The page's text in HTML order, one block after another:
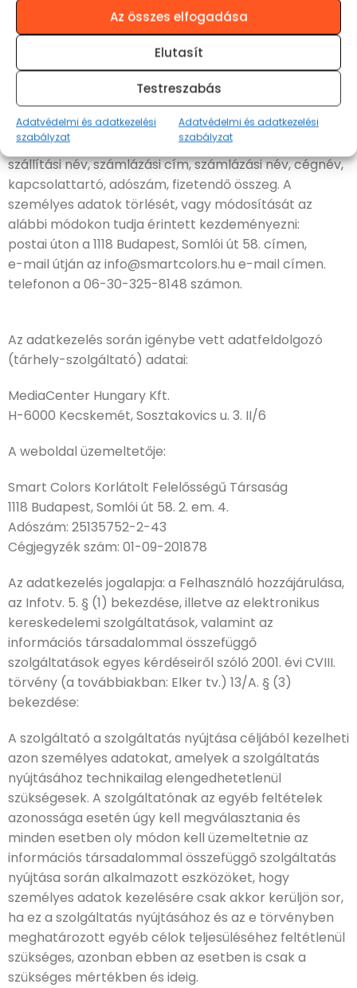
Az összes elfogadása
Elutasít
Testreszabás
Adatvédelmi és adatkezelési
szabályzat
Adatvédelmi és adatkezelési
szabályzat
e) Az adatok megismerésére jogosult lehetséges
adatkezelők személye: A személyes adatokat az
adatkezelő munkatársai kezelhetik, a fenti alapelvek
tiszteletben tartásával.
f) Az érintettek adatkezeléssel kapcsolatos jogainak
ismertetése: A következő adatok módosítását lehet
elvégezni a weboldalakon: Jelszó, vezeték- és
keresztnév, e-mail cím, telefonszám, szállítási cím,
szállítási név, számlázási cím, számlázási név, cégnév,
kapcsolattartó, adószám, fizetendő összeg. A
személyes adatok törlését, vagy módosítását az
alábbi módokon tudja érintett kezdeményezni:
postai úton a 1118 Budapest, Somlói út 58. címen,
e-mail útján az info@smartcolors.hu e-mail címen.
telefonon a 06-30-325-8148 számon.
Az adatkezelés során igénybe vett adatfeldolgozó
(tárhely-szolgáltató) adatai:
MediaCenter Hungary Kft.
H-6000 Kecskemét, Sosztakovics u. 3. II/6
A weboldal üzemeltetője:
Smart Colors Korlátolt Felelősségű Társaság
1118 Budapest, Somlói út 58. 2. em. 4.
Adószám: 25135752-2-43
Cégjegyzék szám: 01-09-201878
Az adatkezelés jogalapja: a Felhasználó hozzájárulása,
az Infotv. 5. § (1) bekezdése, illetve az elektronikus
kereskedelemi szolgáltatások, valamint az
információs társadalommal összefüggő
szolgáltatások egyes kérdéseiről szóló 2001. évi CVIII.
törvény (a továbbiakban: Elker tv.) 13/A. § (3)
bekezdése:
A szolgáltató a szolgáltatás nyújtása céljából kezelheti
azon személyes adatokat, amelyek a szolgáltatás
nyújtásához technikailag elengedhetetlenül
szükségesek. A szolgáltatónak az egyéb feltételek
azonossága esetén úgy kell megválasztania és
minden esetben oly módon kell üzemeltetnie az
információs társadalommal összefüggő szolgáltatás
nyújtása során alkalmazott eszközöket, hogy
személyes adatok kezelésére csak akkor kerüljön sor,
ha ez a szolgáltatás nyújtásához és az e törvényben
meghatározott egyéb célok teljesüléséhez feltétlenül
szükséges, azonban ebben az esetben is csak a
szükséges mértékben és ideig.